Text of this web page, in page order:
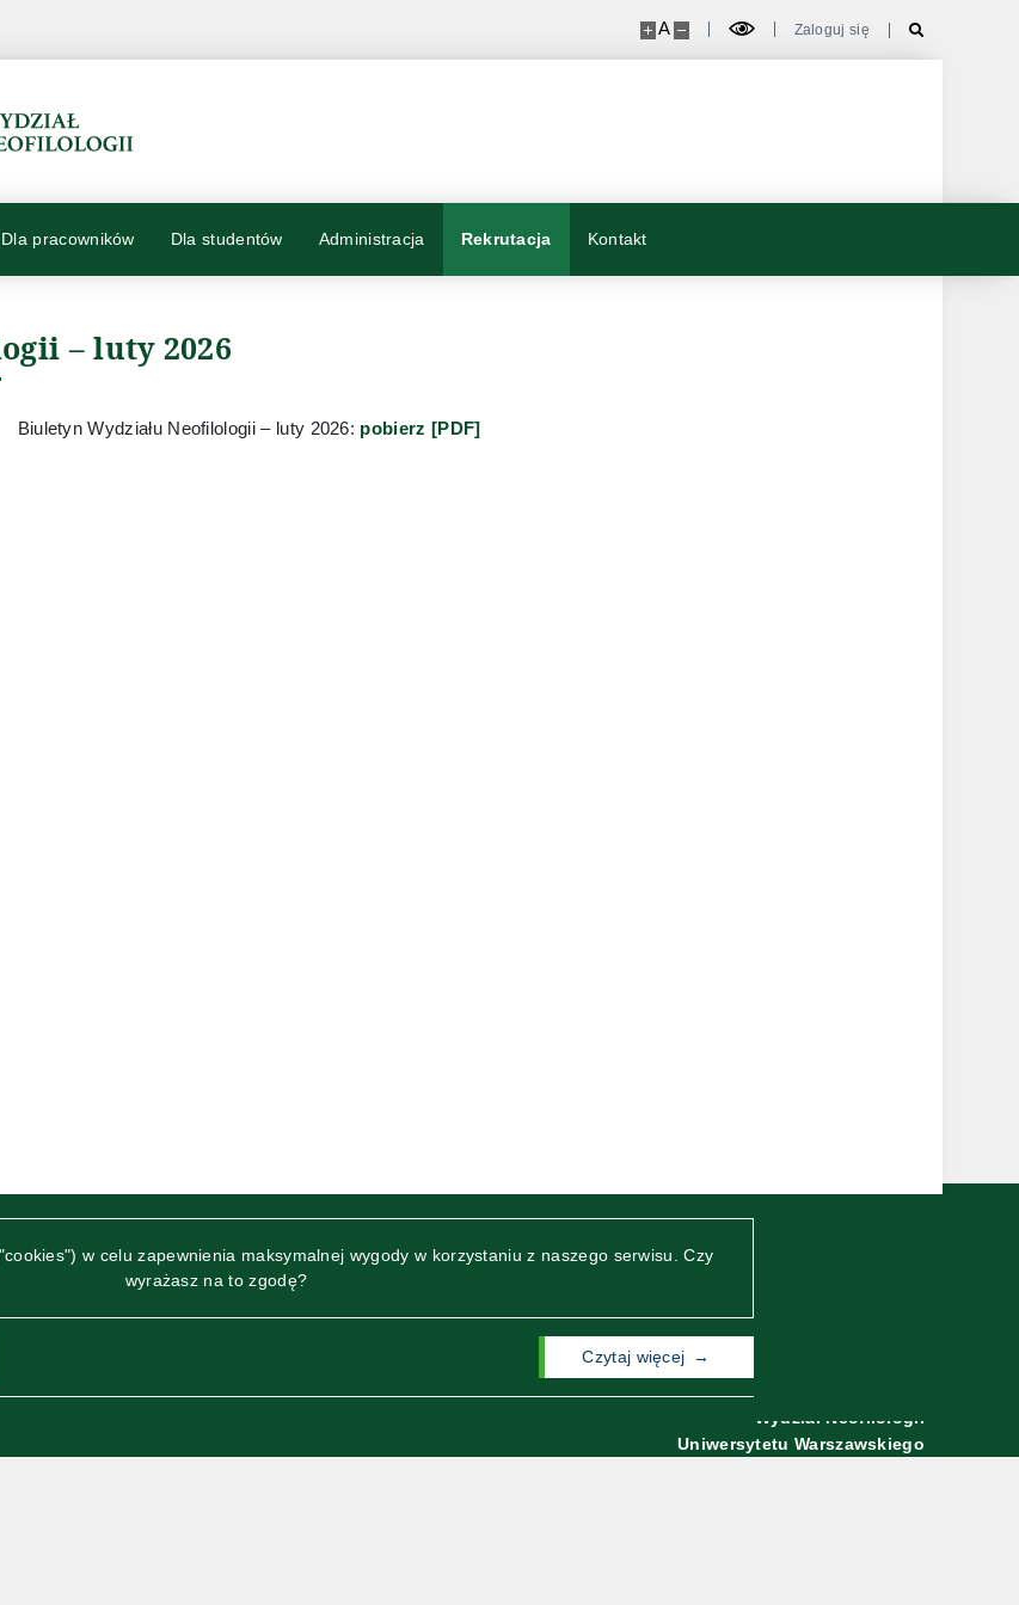
w celu zapewnienia maksymalnej wygody w korzystaniu z naszego serwisu. Czy
wyrażasz na to zgodę?
czytaj więcej
A Zaloguj się
Dla pracowników Dla studentów Administracja Rekrutacja Kontakt
– luty 2026
Biuletyn Wydziału Neofilologii – luty 2026: pobierz [PDF]
Wydział Neofilologii
Uniwersytetu Warszawskiego